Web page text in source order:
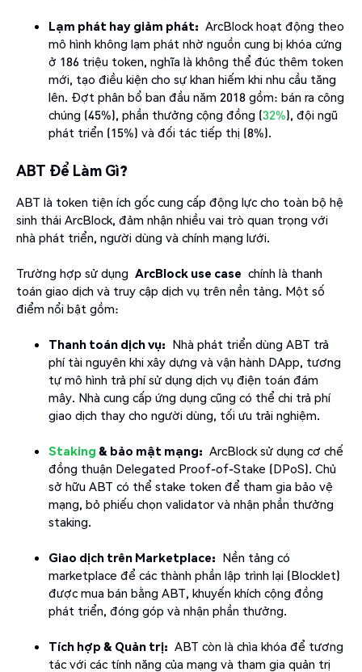
Lạm phát hay giảm phát: ArcBlock hoạt động theo
mô hình không lạm phát nhờ nguồn cung bị khóa cứng
ở 186 triệu token, nghĩa là không thể đúc thêm token
mới, tạo điều kiện cho sự khan hiếm khi nhu cầu tăng
lên. Đợt phân bổ ban đầu năm 2018 gồm: bán ra công
chúng (45%), phần thưởng cộng đồng (32%), đội ngũ
phát triển (15%) và đối tác tiếp thị (8%).
ABT Để Làm Gì?
ABT là token tiện ích gốc cung cấp động lực cho toàn bộ hệ
sinh thái ArcBlock, đảm nhận nhiều vai trò quan trọng với
nhà phát triển, người dùng và chính mạng lưới.
Trường hợp sử dụng ArcBlock use case chính là thanh
toán giao dịch và truy cập dịch vụ trên nền tảng. Một số
điểm nổi bật gồm:
Thanh toán dịch vụ: Nhà phát triển dùng ABT trả
phí tài nguyên khi xây dựng và vận hành DApp, tương
tự mô hình trả phí sử dụng dịch vụ điện toán đám
mây. Nhà cung cấp ứng dụng cũng có thể chi trả phí
giao dịch thay cho người dùng, tối ưu trải nghiệm.
Staking & bảo mật mạng: ArcBlock sử dụng cơ chế
đồng thuận Delegated Proof-of-Stake (DPoS). Chủ
sở hữu ABT có thể stake token để tham gia bảo vệ
mạng, bỏ phiếu chọn validator và nhận phần thưởng
staking.
Giao dịch trên Marketplace: Nền tảng có
marketplace để các thành phần lập trình lại (Blocklet)
được mua bán bằng ABT, khuyến khích cộng đồng
phát triển, đóng góp và nhận phần thưởng.
Tích hợp & Quản trị: ABT còn là chìa khóa để tương
tác với các tính năng của mạng và tham gia quản trị